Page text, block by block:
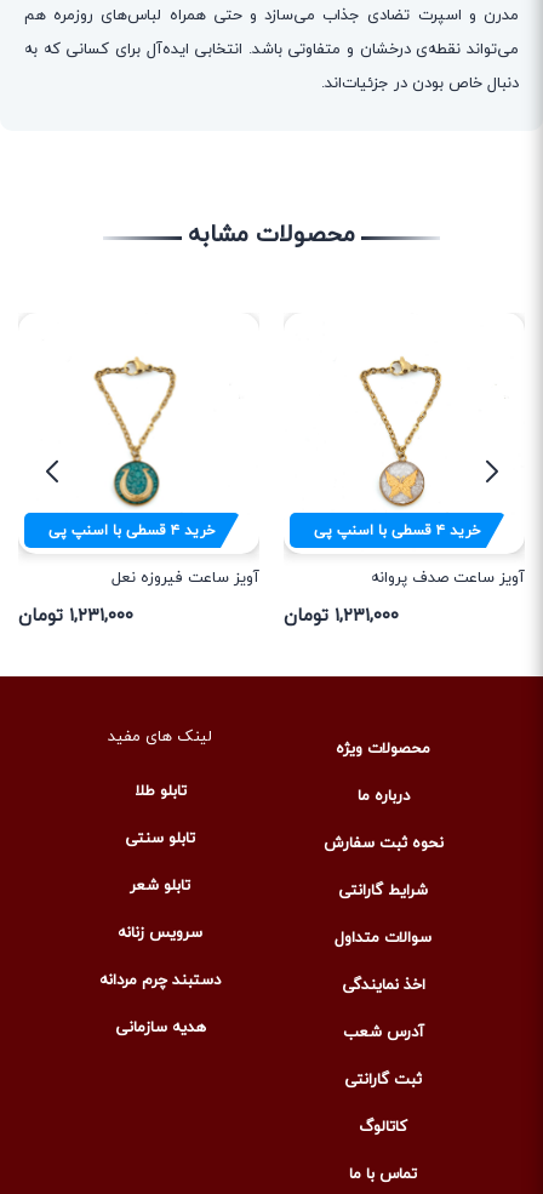
مدرن و اسپرت تضادی جذاب می‌سازد و حتی همراه لباس‌های روزمره هم
می‌تواند نقطه‌ی درخشان و متفاوتی باشد. انتخابی ایده‌آل برای کسانی که به
دنبال خاص بودن در جزئیات‌اند.
محصولات مشابه
خرید۴قسطی با اسنپ پی
آویز ساعت صدف پروانه
۱,۲۳۱,۰۰۰ تومان
خرید۴قسطی با اسنپ پی
آویز ساعت فیروزه نعل
۱,۲۳۱,۰۰۰ تومان
محصولات ویژه
درباره ما
نحوه ثبت سفارش
شرایط گارانتی
سوالات متداول
اخذ نمایندگی
آدرس شعب
ثبت گارانتی
کاتالوگ
تماس با ما
لینک های مفید
تابلو طلا
تابلو سنتی
تابلو شعر
سرویس زنانه
دستبند چرم مردانه
هدیه سازمانی